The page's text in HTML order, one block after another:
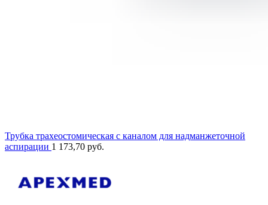
Трубка трахеостомическая с каналом для надманжеточной
аспирации 1 173,70 руб.